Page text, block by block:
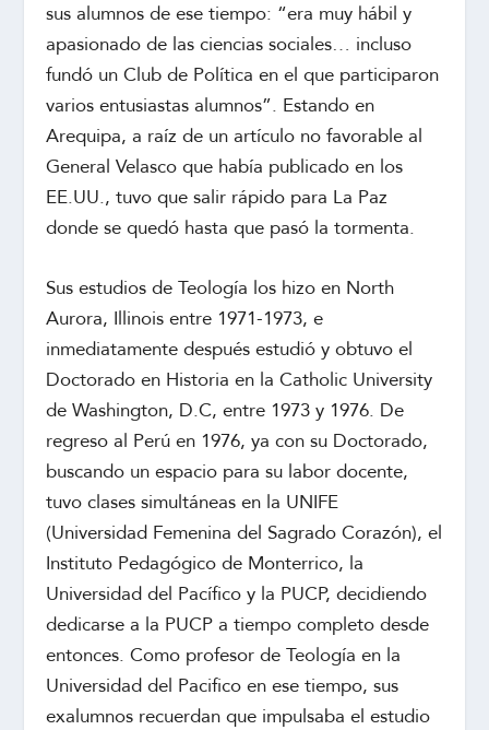
sus alumnos de ese tiempo: “era muy hábil y
apasionado de las ciencias sociales… incluso
fundó un Club de Política en el que participaron
varios entusiastas alumnos”. Estando en
Arequipa, a raíz de un artículo no favorable al
General Velasco que había publicado en los
EE.UU., tuvo que salir rápido para La Paz
donde se quedó hasta que pasó la tormenta.
Sus estudios de Teología los hizo en North
Aurora, Illinois entre 1971-1973, e
inmediatamente después estudió y obtuvo el
Doctorado en Historia en la Catholic University
de Washington, D.C, entre 1973 y 1976. De
regreso al Perú en 1976, ya con su Doctorado,
buscando un espacio para su labor docente,
tuvo clases simultáneas en la UNIFE
(Universidad Femenina del Sagrado Corazón), el
Instituto Pedagógico de Monterrico, la
Universidad del Pacífico y la PUCP, decidiendo
dedicarse a la PUCP a tiempo completo desde
entonces. Como profesor de Teología en la
Universidad del Pacifico en ese tiempo, sus
exalumnos recuerdan que impulsaba el estudio